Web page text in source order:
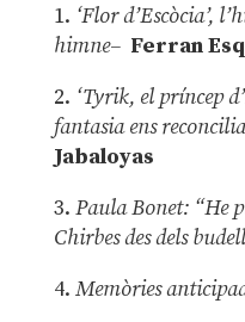
1. ‘Flor d’Escòcia’,
himne– Ferran
2. ‘Tyrik, el príncep
fantasia ens
Jabaloyas
3. Paula Bonet: “He
Chirbes des dels
4. Memòries